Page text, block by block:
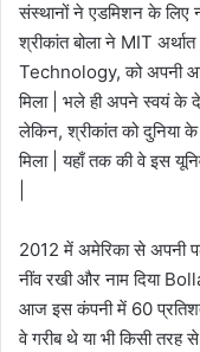
संस्थानों ने एडमिशन के लिए
श्रीकांत बोला ने MIT
Technology, को अपनी आगे
मिला | भले ही अपने स्वयं के
लेकिन, श्रीकांत को दुनिया
मिला | यहाँ तक की वे इस
2012 में अमेरिका से अपनी
नींव रखी और नाम दिया
आज इस कंपनी में 60 प्रतिशत
वे गरीब थे या भी किसी तरह